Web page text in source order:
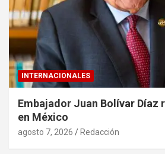
INTERNACIONALES
Embajador Juan Bolívar Díaz
en México
agosto 7, 2026 Redacción